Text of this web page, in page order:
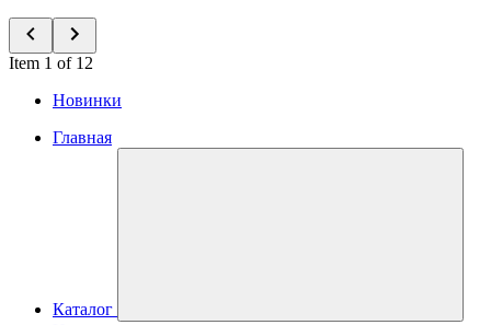
Item 1 of 12
Новинки
Главная
Каталог